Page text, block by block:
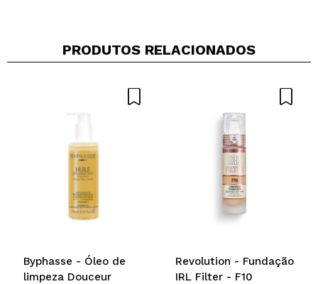
Recomenda esta compra? Sim Não
PRODUTOS RELACIONADOS
Byphasse - Óleo de
limpeza Douceur
Revolution - Fundação
IRL Filter - F10